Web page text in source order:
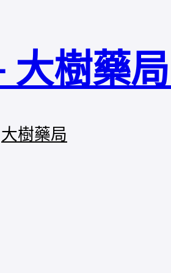
大樹藥
大樹藥局